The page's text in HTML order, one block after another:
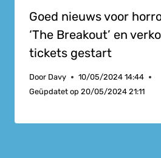
Goed nieuws voor
‘The Breakout’ en
tickets gestart
Door Davy
10/05/2024 14:44
Geüpdatet op 20/05/2024 21:11